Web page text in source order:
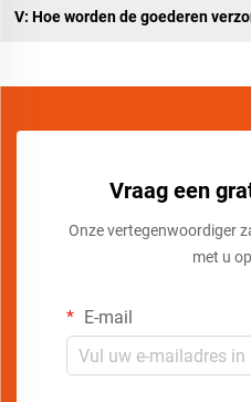
V: Hoe worden de goederen
Vraag een
Onze vertegenwoordiger
met u
E-mail